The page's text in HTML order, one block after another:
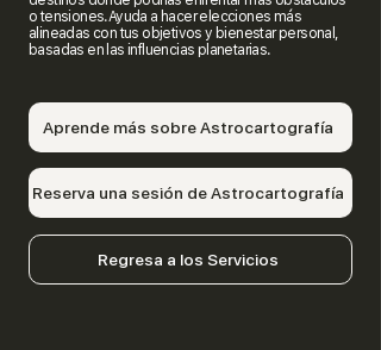
o tensiones.Ayuda a hacer elecciones más
alineadas con tus objetivos y bienestar personal,
basadas en las influencias planetarias.
Aprende más sobre Astrocartografía
Reserva una sesión de Astrocartografía
Regresa a los Servicios